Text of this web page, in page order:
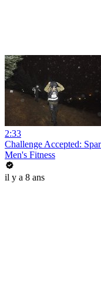
2:33
Challenge Accepted:
Men's Fitness
il y a 8 ans